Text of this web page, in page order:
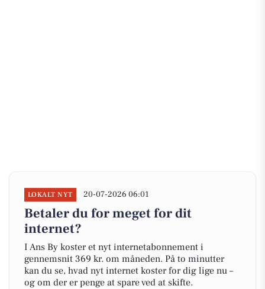
LOKALT NYT 20-07-2026 06:01
Betaler du for meget for dit
internet?
I Ans By koster et nyt internetabonnement i
gennemsnit 369 kr. om måneden. På to minutter
kan du se, hvad nyt internet koster for dig lige nu –
og om der er penge at spare ved at skifte.